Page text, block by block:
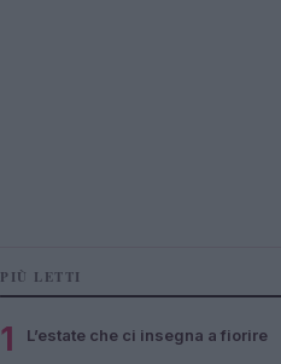
PIÙ LETTI
1 L’estate che ci insegna a fiorire